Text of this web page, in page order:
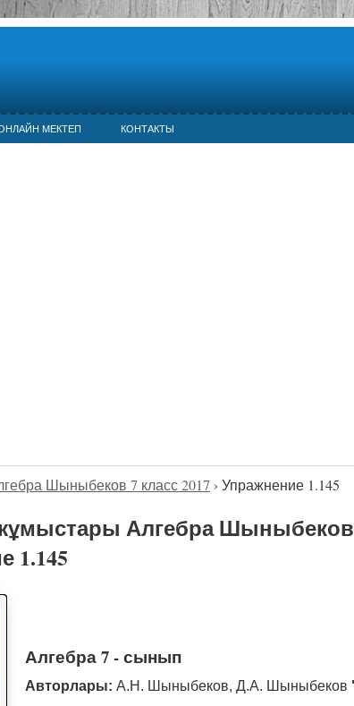
МЕКТЕП КОНТАКТЫ
Шыныбеков 7 класс 2017 › Упражнение 1.145
Алгебра Шыныбеков
1.145
Алгебра 7 - сынып
Авторлары: А.Н. Шыныбеков, Д.А. Шыныбеков